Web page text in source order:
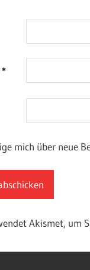
*
mich über neue
Akismet, um